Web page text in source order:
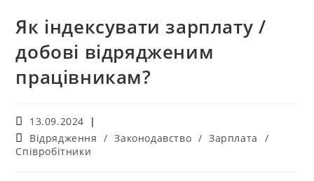
Як індексувати зарплату /
добові відрядженим
працівникам?
13.09.2024
Відрядження / Законодавство / Зарплата
/
Співробітники